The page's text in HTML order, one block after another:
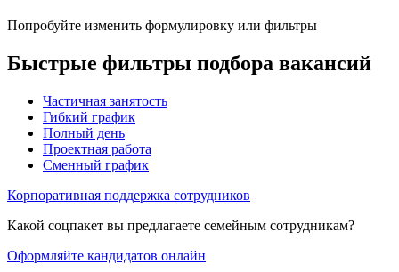
Попробуйте изменить формулировку или фильтры
Быстрые фильтры подбора вакансий
Частичная занятость
Гибкий график
Полный день
Проектная работа
Сменный график
Корпоративная поддержка сотрудников
Какой соцпакет вы предлагаете семейным сотрудникам?
Оформляйте кандидатов онлайн